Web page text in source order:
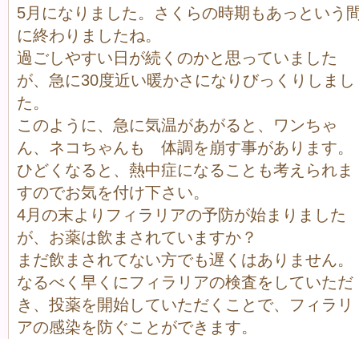
5月になりました。さくらの時期もあっという
に終わりましたね。
過ごしやすい日が続くのかと思っていました
が、急に30度近い暖かさになりびっくりしまし
た。
このように、急に気温があがると、ワンちゃ
ん、ネコちゃんも 体調を崩す事があります。
ひどくなると、熱中症になることも考えられま
すのでお気を付け下さい。
4月の末よりフィラリアの予防が始まりました
が、お薬は飲まされていますか？
まだ飲まされてない方でも遅くはありません。
なるべく早くにフィラリアの検査をしていただ
き、投薬を開始していただくことで、フィラリ
アの感染を防ぐことができます。